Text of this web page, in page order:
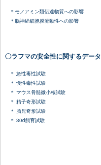
＊モノアミン類伝達物質への影響
＊脳神経細胞膜流動性への影響
〇ラフマの安全性に関するデータ
＊ 急性毒性試験
＊ 慢性毒性試験
＊ マウス骨髄微小核試験
＊ 精子奇形試験
＊ 胎児奇形試験
＊ 30d飼育試験